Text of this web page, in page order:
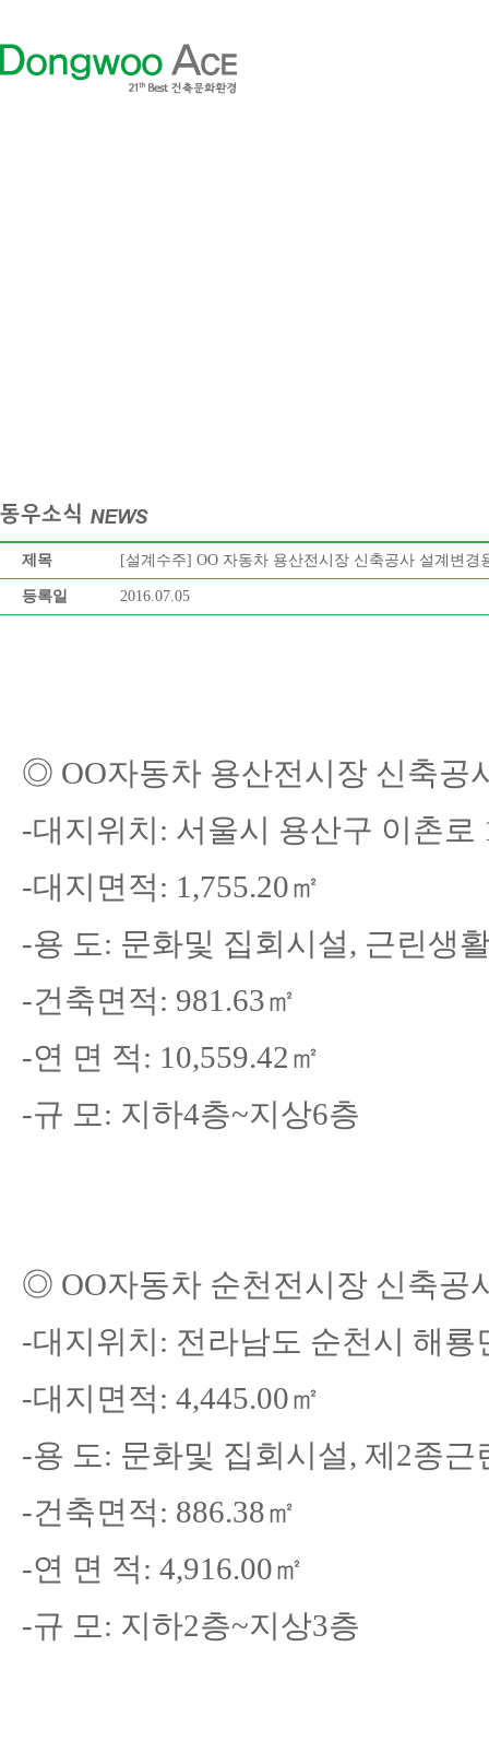
제목 [설계수주] OO 자동차 용산전시장 신축공사 설계변경
등록일 2016.07.05
◎ OO자동차 용산전시장 신축공
-대지위치 : 서울시 용산구 이촌로
-대지면적: 1,755.20㎡
-용 도: 문화및 집회시설, 근린생
-건축면적: 981.63㎡
-연 면 적: 10,559.42㎡
-규 모 : 지하4층~지상6층
◎ OO자동차 순천전시장 신축공
-대지위치 : 전라남도 순천시 해룡
-대지면적: 4,445.00㎡
-용 도: 문화및 집회시설, 제2종
-건축면적: 886.38㎡
-연 면 적: 4,916.00㎡
-규 모 : 지하2층~지상3층